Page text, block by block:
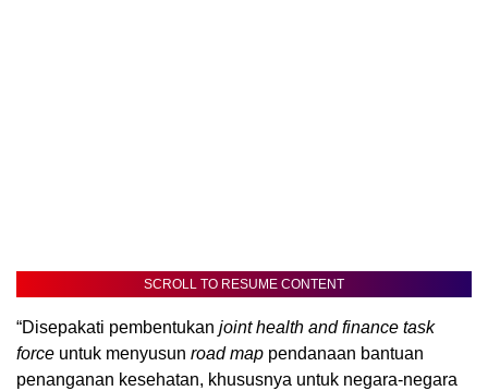
SCROLL TO RESUME CONTENT
“Disepakati pembentukan joint health and finance task
force untuk menyusun road map pendanaan bantuan
penanganan kesehatan, khususnya untuk negara-negara